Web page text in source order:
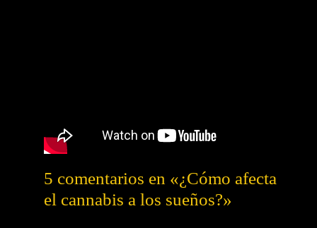
5 comentarios en «¿Cómo afecta
el cannabis a los sueños?»